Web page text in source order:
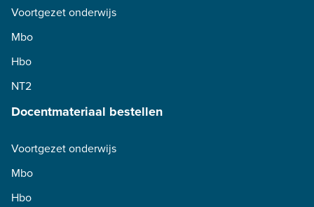
Voortgezet onderwijs
Mbo
Hbo
NT2
Docentmateriaal bestellen
Voortgezet onderwijs
Mbo
Hbo